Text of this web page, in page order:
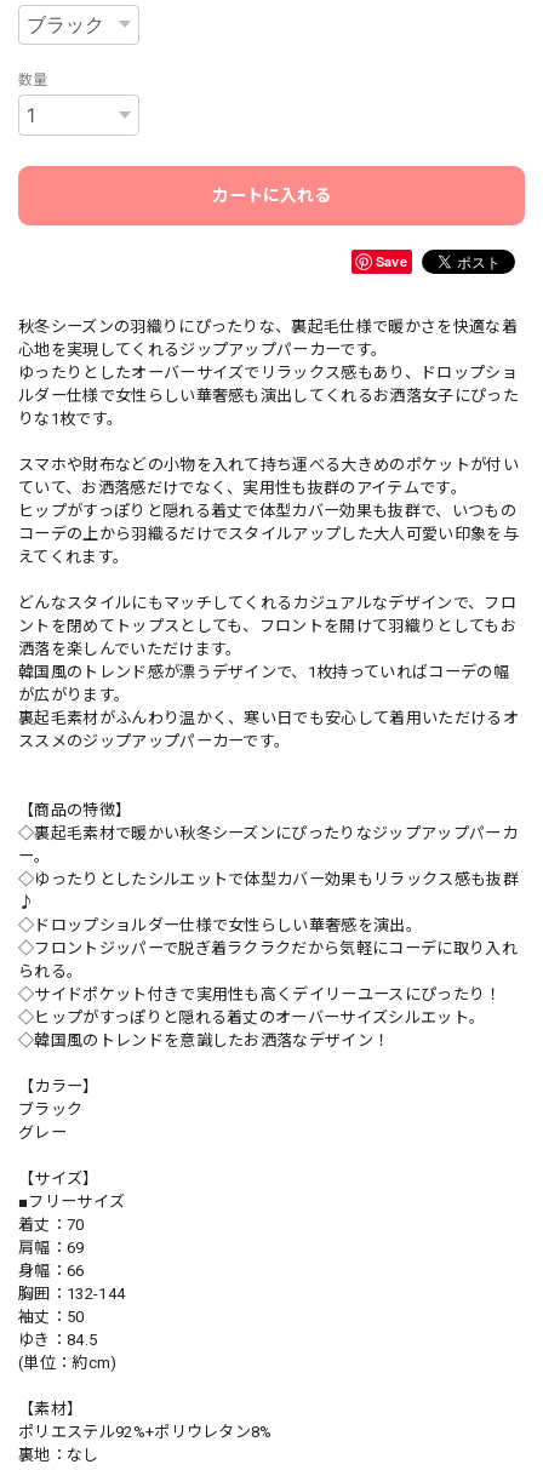
数量
カートに入れる
Save
秋冬シーズンの羽織りにぴったりな、裏起毛仕様で暖かさを快適な着
心地を実現してくれるジップアップパーカーです。
ゆったりとしたオーバーサイズでリラックス感もあり、ドロップショ
ルダー仕様で女性らしい華奢感も演出してくれるお洒落女子にぴった
りな1枚です。
スマホや財布などの小物を入れて持ち運べる大きめのポケットが付い
ていて、お洒落感だけでなく、実用性も抜群のアイテムです。
ヒップがすっぽりと隠れる着丈で体型カバー効果も抜群で、いつもの
コーデの上から羽織るだけでスタイルアップした大人可愛い印象を与
えてくれます。
どんなスタイルにもマッチしてくれるカジュアルなデザインで、フロ
ントを閉めてトップスとしても、フロントを開けて羽織りとしてもお
洒落を楽しんでいただけます。
韓国風のトレンド感が漂うデザインで、1枚持っていればコーデの幅
が広がります。
裏起毛素材がふんわり温かく、寒い日でも安心して着用いただけるオ
ススメのジップアップパーカーです。
【商品の特徴】
◇裏起毛素材で暖かい秋冬シーズンにぴったりなジップアップパーカ
ー。
◇ゆったりとしたシルエットで体型カバー効果もリラックス感も抜群
♪
◇ドロップショルダー仕様で女性らしい華奢感を演出。
◇フロントジッパーで脱ぎ着ラクラクだから気軽にコーデに取り入れ
られる。
◇サイドポケット付きで実用性も高くデイリーユースにぴったり！
◇ヒップがすっぽりと隠れる着丈のオーバーサイズシルエット。
◇韓国風のトレンドを意識したお洒落なデザイン！
【カラー】
ブラック
グレー
【サイズ】
■フリーサイズ
着丈：70
肩幅：69
身幅：66
胸囲：132-144
袖丈：50
ゆき：84.5
(単位：約cm)
【素材】
ポリエステル92%+ポリウレタン8%
裏地：なし